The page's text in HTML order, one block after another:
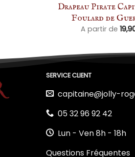
Drapeau Pirate
Foulard de
A partir de
SERVICE CLIENT
capitaine@jolly-
05 32 96 92 42
Lun - Ven 8h - 18h
Questions Fréquentes